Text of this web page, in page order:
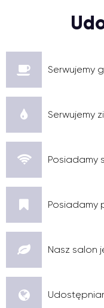
Serwujemy
Serwujemy
Posiadamy
Posiadamy
Nasz salon